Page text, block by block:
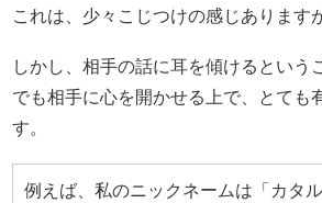
これは、少々こじつけの感じあります
しかし、相手の話に耳を傾けるという
でも相手に心を開かせる上で、とても
す。
例えば、私のニックネームは「カタ